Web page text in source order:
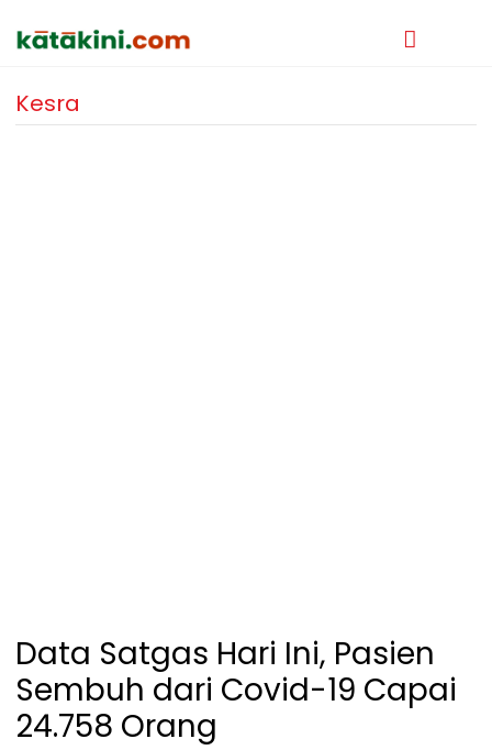
Kesra
Data Satgas Hari Ini, Pasien
Sembuh dari Covid-19 Capai
24.758 Orang